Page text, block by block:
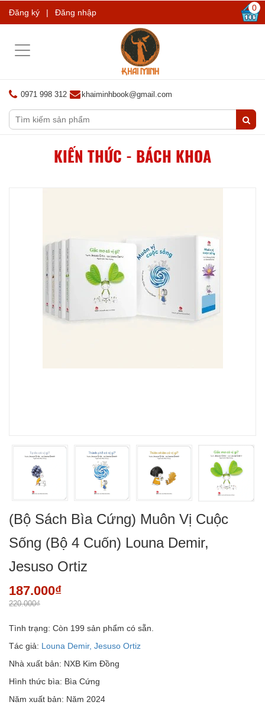
Đăng ký | Đăng nhập 0
Toggle
0971 998 312 khaiminhbook@gmail.com
KIẾN THỨC - BÁCH KHOA
(Bộ Sách Bìa Cứng) Muôn Vị Cuộc
Sống (Bộ 4 Cuốn) Louna Demir,
Jesuso Ortiz
187.000₫
220.000₫
Tình trạng: Còn 199 sản phẩm có sẵn.
Tác giả: Louna Demir, Jesuso Ortiz
Nhà xuất bản: NXB Kim Đồng
Hình thức bìa: Bìa Cứng
Năm xuất bản: Năm 2024